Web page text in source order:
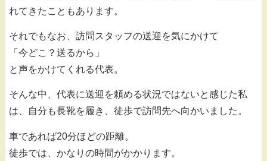
れてきたこともあります。
それでもなお、訪問スタッフの送迎を気にかけて
「今どこ？送るから」
と声をかけてくれる代表。
そんな中、代表に送迎を頼める状況ではないと感じた私
は、自分も長靴を履き、徒歩で訪問先へ向かいました。
車であれば20分ほどの距離。
徒歩では、かなりの時間がかかります。